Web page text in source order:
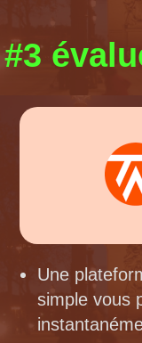
#3
Une
simple vous